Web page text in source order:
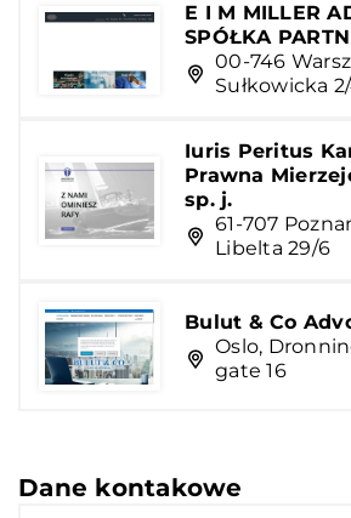
E I M MILLER
SPÓŁKA
00-746
Sułkowicka
Iuris Peritus
Prawna
sp. j.
61-707
Libelta 29/6
Bulut & Co
Oslo,
gate 16
Dane kontakowe